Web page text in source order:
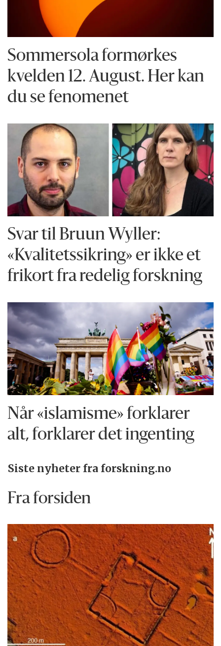
Sommersola formørkes
kvelden 12. August. Her kan
du se fenomenet
Svar til Bruun Wyller:
«Kvalitetssikring» er ikke et
frikort fra redelig forskning
Når «islamisme» forklarer
alt, forklarer det ingenting
Siste nyheter fra forskning.no
Fra forsiden